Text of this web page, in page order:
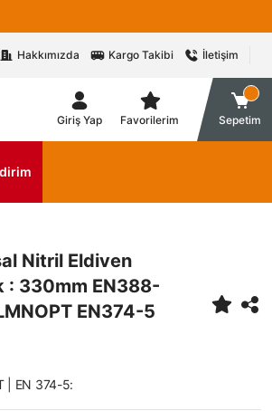
Hakkımızda Kargo Takibi İletişim
Giriş Yap Favorilerim Sepetim
Nitril Eldiven
: 330mm EN388-
EN374-5
| EN 374-5: